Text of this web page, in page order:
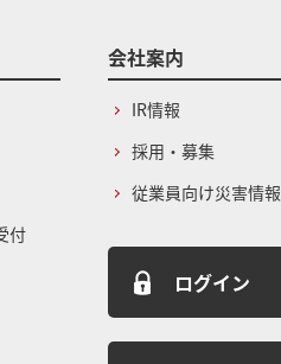
付
会社案内
IR情報
採用・募集
従業員向け災害情報
ログイン